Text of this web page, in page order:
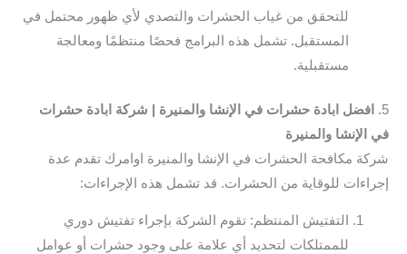
للتحقق من غياب الحشرات والتصدي لأي ظهور محتمل في
المستقبل. تشمل هذه البرامج فحصًا منتظمًا ومعالجة
مستقبلية.
5.
افضل ابادة حشرات في الإنشا والمنيرة | شركة ابادة حشرات
في الإنشا والمنيرة
شركة مكافحة الحشرات في الإنشا والمنيرة اوامرك تقدم عدة
إجراءات للوقاية من الحشرات. قد تشمل هذه الإجراءات:
التفتيش المنتظم: تقوم الشركة بإجراء تفتيش دوري
للممتلكات لتحديد أي علامة على وجود حشرات أو عوامل